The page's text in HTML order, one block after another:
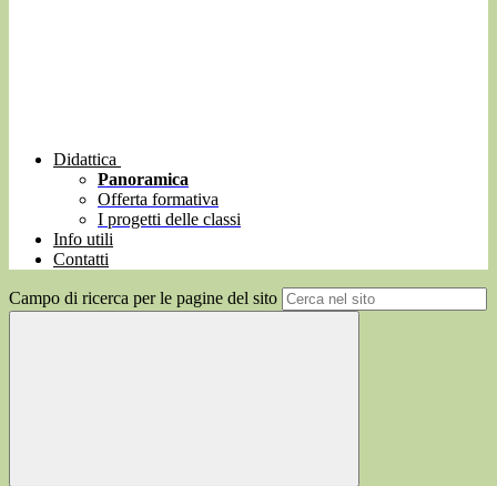
Didattica
Panoramica
Offerta formativa
I progetti delle classi
Info utili
Contatti
Campo di ricerca per le pagine del sito